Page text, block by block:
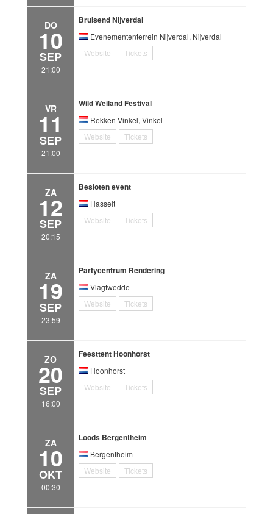
DO
10
SEP
21:00
Bruisend Nijverdal
Evenemententerrein Nijverdal, Nijverdal
Website
Tickets
VR
11
SEP
21:00
Wild Weiland Festival
Rekken Vinkel, Vinkel
Website
Tickets
ZA
12
SEP
20:15
Besloten event
Hasselt
Website
Tickets
ZA
19
SEP
23:59
Partycentrum Rendering
Vlagtwedde
Website
Tickets
ZO
20
SEP
16:00
Feesttent Hoonhorst
Hoonhorst
Website
Tickets
ZA
10
OKT
00:30
Loods Bergentheim
Bergentheim
Website
Tickets